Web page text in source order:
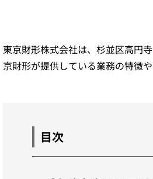
東京財形株式会社は、杉並区高円
京財形が提供している業務の特徴
目次